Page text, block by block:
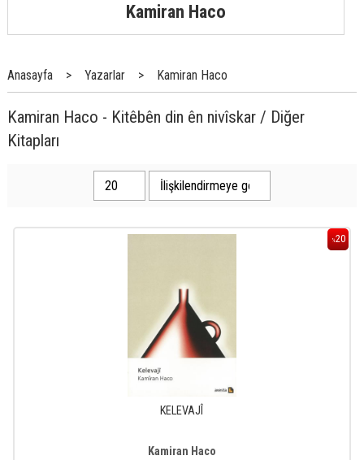
Kamiran Haco
Anasayfa > Yazarlar > Kamiran Haco
Kamiran Haco - Kitêbên din ên nivîskar / Diğer
Kitapları
%20
KELEVAJÎ
Kamiran Haco